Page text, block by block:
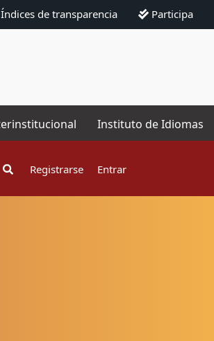
Índices de transparencia Participa
Instituto de Idiomas
Registrarse Entrar